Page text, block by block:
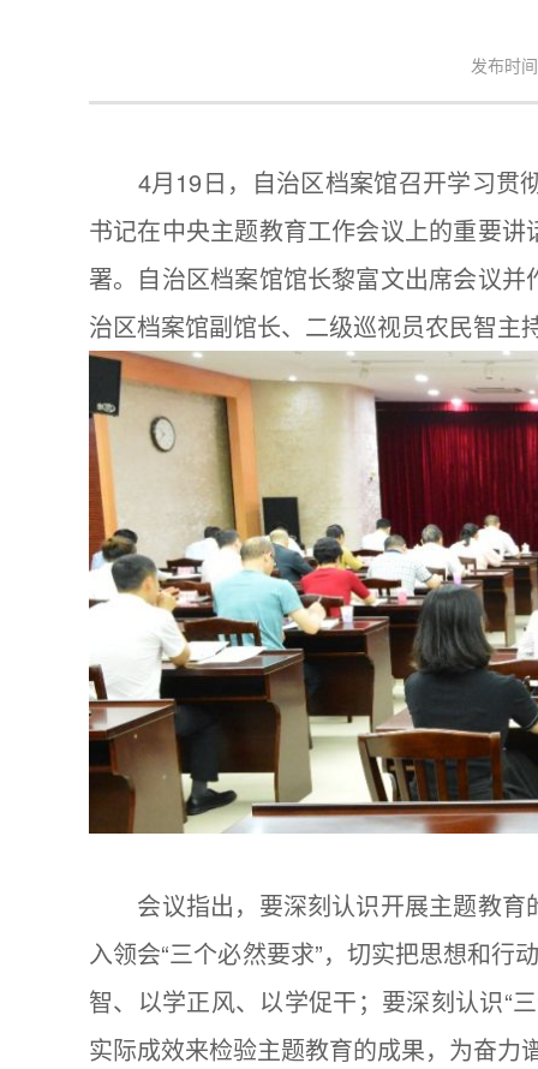
发布时
4月19日，自治区档案馆召开学习贯
书记在中央主题教育工作会议上的重要
署。自治区档案馆馆长黎富文出席会议
治区档案馆副馆长、二级巡视员农民智
会议指出，要深刻认识开展主题教育
入领会“三个必然要求”，切实把思想和行
智、以学正风、以学促干；要深刻认识“
实际成效来检验主题教育的成果，为奋